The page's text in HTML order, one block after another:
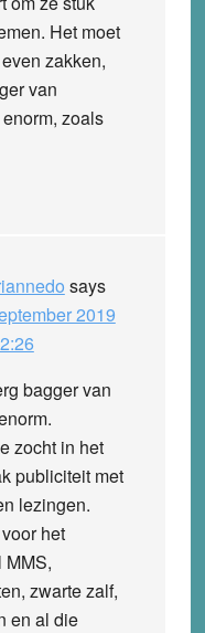
Het moet
zakken,
van
zoals
says
2019
bagger van
zocht in het
publiciteit met
lezingen.
het
zwarte zalf,
en al die